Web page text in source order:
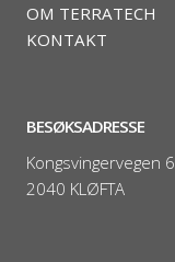
OM TERRATECH
KONTAKT
BESØKSADRESSE
Kongsvingervegen 6
2040 KLØFTA